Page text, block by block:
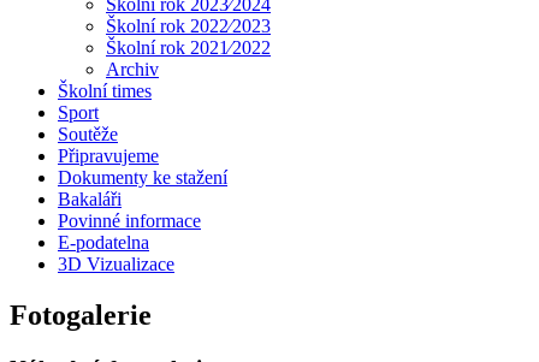
Školní rok 2022⁄2023
Školní rok 2021⁄2022
Archiv
Školní times
Sport
Soutěže
Připravujeme
Dokumenty ke stažení
Bakaláři
Povinné informace
E-podatelna
3D Vizualizace
Fotogalerie